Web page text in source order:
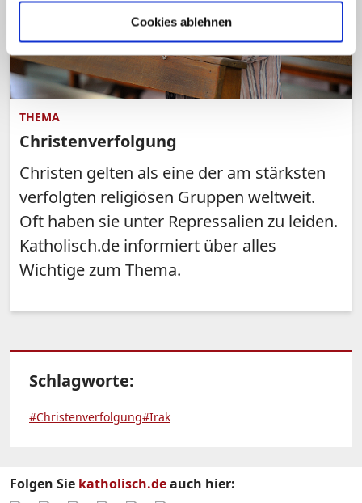
Cookies ablehnen
THEMA
Christenverfolgung
Christen gelten als eine der am stärksten
verfolgten religiösen Gruppen weltweit.
Oft haben sie unter Repressalien zu leiden.
Katholisch.de informiert über alles
Wichtige zum Thema.
Schlagworte:
#Christenverfolgung#Irak
Folgen Sie katholisch.deauch hier: